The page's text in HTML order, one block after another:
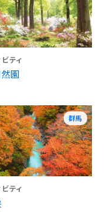
ティ
園
群馬
ティ